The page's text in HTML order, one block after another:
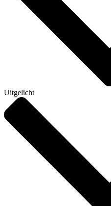
Uitgelicht